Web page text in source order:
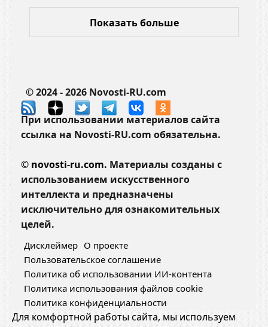
Показать больше
© 2024 - 2026 Novosti-RU.com
При использовании материалов сайта
ссылка на Novosti-RU.com обязательна.
© novosti-ru.com. Материалы созданы с
использованием искусственного
интеллекта и предназначены
исключительно для ознакомительных
целей.
Дисклеймер О проекте
Пользовательское соглашение
Политика об использовании ИИ-контента
Политика использования файлов cookie
Политика конфиденциальности
Для комфортной работы сайта, мы используем